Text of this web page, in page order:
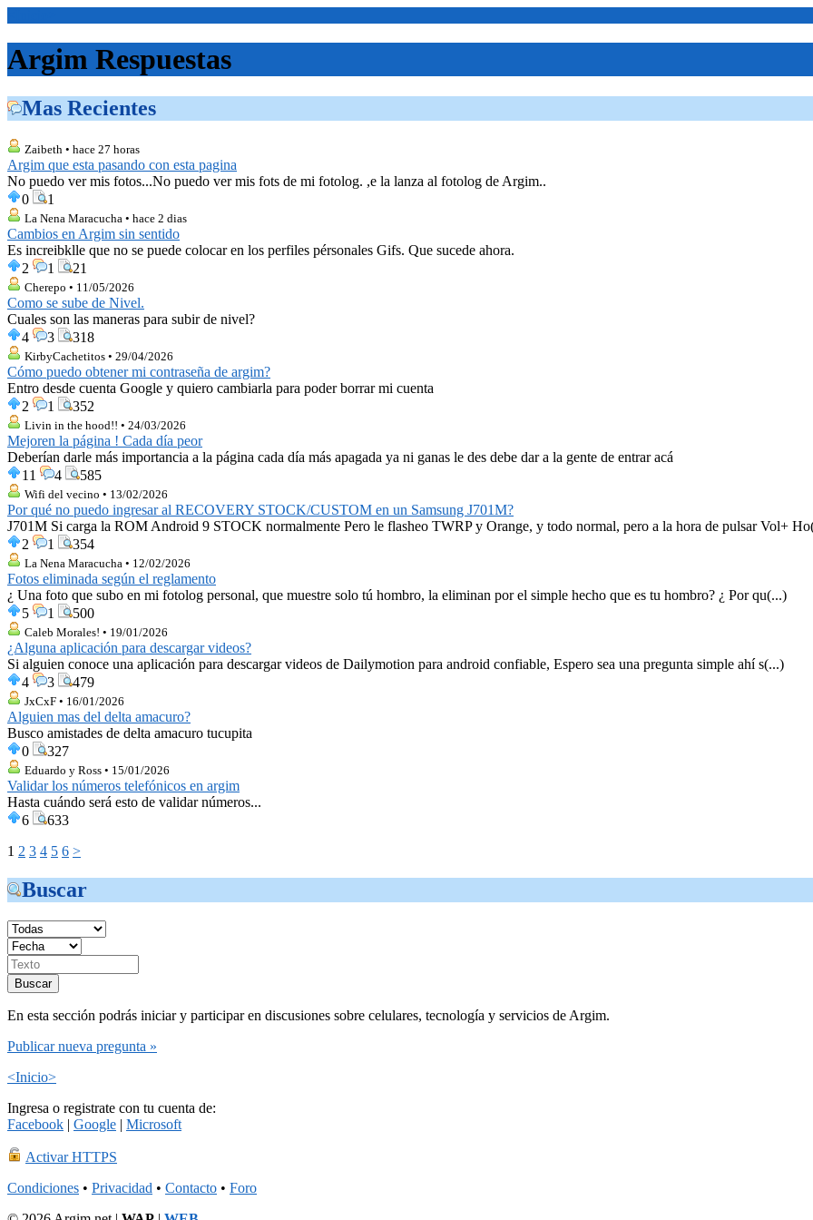
Argim Respuestas
Mas Recientes
Zaibeth • hace 27 horas
Argim que esta pasando con esta pagina
No puedo ver mis fotos...No puedo ver mis fots de mi fotolog. ,e la lanza al fotolog de Argim..
0
1
La Nena Maracucha • hace 2 dias
Cambios en Argim sin sentido
Es increibklle que no se puede colocar en los perfiles pérsonales Gifs. Que sucede ahora.
2
1 21
Cherepo • 11/05/2026
Como se sube de Nivel.
Cuales son las maneras para subir de nivel?
4
3 318
KirbyCachetitos • 29/04/2026
Cómo puedo obtener mi contraseña de argim?
Entro desde cuenta Google y quiero cambiarla para poder borrar mi cuenta
2
1 352
Livin in the hood!! • 24/03/2026
Mejoren la página ! Cada día peor
Deberían darle más importancia a la página cada día más apagada ya ni ganas le des debe dar a la gente de entrar acá
11
4 585
Wifi del vecino • 13/02/2026
Por qué no puedo ingresar al RECOVERY STOCK/CUSTOM en un Samsung J701M?
J701M Si carga la ROM Android 9 STOCK normalmente Pero le flasheo TWRP y Orange, y todo normal, pero a la hora de pulsar Vol+
2
1 354
La Nena Maracucha • 12/02/2026
Fotos eliminada según el reglamento
¿ Una foto que subo en mi fotolog personal, que muestre solo tú hombro, la eliminan por el simple hecho que es tu hombro? ¿ Por qu(...)
5
1 500
Caleb Morales! • 19/01/2026
¿Alguna aplicación para descargar videos?
Si alguien conoce una aplicación para descargar videos de Dailymotion para android confiable, Espero sea una pregunta simple ahí s(...)
4
3 479
JxCxF • 16/01/2026
Alguien mas del delta amacuro?
Busco amistades de delta amacuro tucupita
0
327
Eduardo y Ross • 15/01/2026
Validar los números telefónicos en argim
Hasta cuándo será esto de validar números...
6
633
1 2 3 4 5 6 >
Buscar
En esta sección podrás iniciar y participar en discusiones sobre celulares, tecnología y servicios de Argim.
Publicar nueva pregunta »
<Inicio>
Ingresa o registrate con tu cuenta de:
Facebook | Google | Microsoft
Activar HTTPS
Condiciones • Privacidad • Contacto • Foro